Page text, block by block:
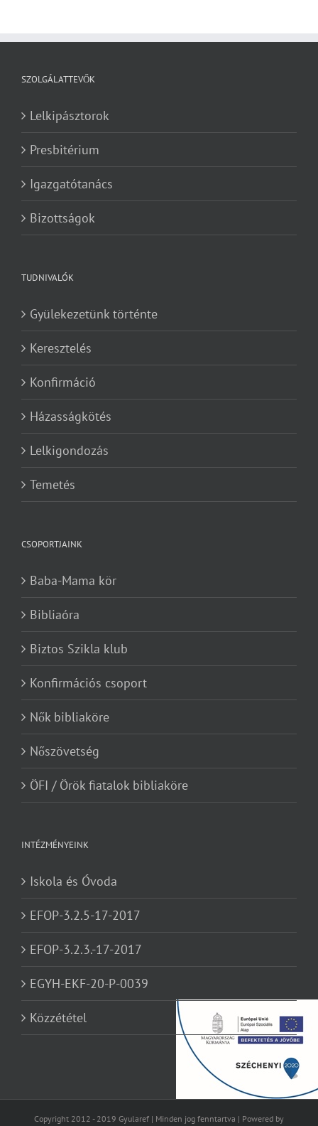
SZOLGÁLATTEVŐK
Lelkipásztorok
Presbitérium
Igazgatótanács
Bizottságok
TUDNIVALÓK
Gyülekezetünk történte
Keresztelés
Konfirmáció
Házasságkötés
Lelkigondozás
Temetés
CSOPORTJAINK
Baba-Mama kör
Bibliaóra
Biztos Szikla klub
Konfirmációs csoport
Nők bibliaköre
Nőszövetség
ÖFI / Örök fiatalok bibliaköre
INTÉZMÉNYEINK
Iskola és Óvoda
EFOP-3.2.5-17-2017
EFOP-3.2.3.-17-2017
EGYH-EKF-20-P-0039
Közzététel
Copyright 2012 - 2019 Gyularef | Minden jog fenntartva | Powered by